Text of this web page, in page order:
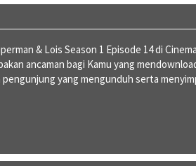
& Lois Season 1 Episode 14 di
ancaman bagi Kamu yang
yang mengunduh serta